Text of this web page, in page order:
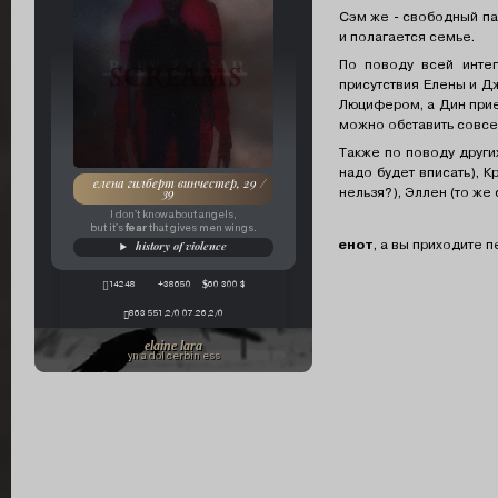
елена гилберт винчестер, 29 /
39
I don't know about angels,
but it's fear that gives men wings.
history of violence
14248 +38650 60 300 $
863 551,2/0 07.26,2/0
elaine lara
yn a dol cerbin ess
Сэм же - свободный
и полагается семье.
По поводу всей
присутствия Елены и
Люцифером, а Дин
можно обставить
Также по поводу
надо будет вписать),
нельзя?), Эллен (то
енот, а вы приходите